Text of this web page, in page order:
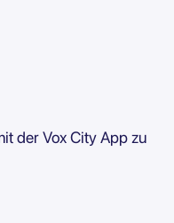
der Vox City App zu